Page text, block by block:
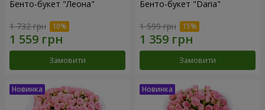
Бенто-букет "Леона"
1 732 грн
Замовити
Бенто-букет "Daria"
1 599 грн
Замовити